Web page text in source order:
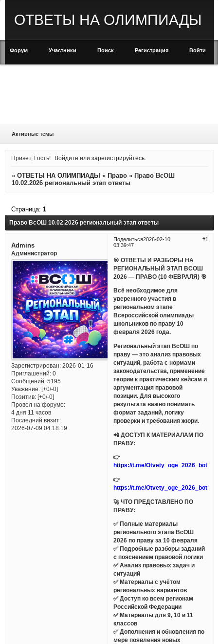
ОТВЕТЫ НА ОЛИМПИАДЫ
Форум Участники Поиск Регистрация Войти
Активные темы
Привет, Гость! Войдите илизарегистрируйтесь
» ОТВЕТЫ НА ОЛИМПИАДЫ » Право » Право ВсОШ
10.02.2026 региональный этап ответы
Право ВсОШ 10.02.2026 региональный этап ответы
Страница: 1
Поделиться 1
2026-02-10
03:39:47
Admins
Администратор
Зарегистрирован: 2026-01-16
Приглашений:0
Сообщений:5195
Уважение: [+0/-0]
Позитив: [+0/-0]
Провел на форуме:
4 дня 11 часов
Последний визит:
2026-07-09 04:18:19
🎯 ОТВЕТЫ И РАЗБОРЫ НА
РЕГИОНАЛЬНЫЙ ЭТАП ВСОШ
2026 — ПРАВО (10 ФЕВРАЛЯ) 🎯
Всё необходимое для
уверенного участия в
региональном этапе
Всероссийской олимпиады
школьников по праву 10
февраля 2026 года.
Региональный этап ВсОШ по
праву — это анализ правовых
ситуаций, работа с нормами
законодательства, применение
теории к практическим кейсам и
аргументация правовой
позиции. Для высокого
результата важно понимать
формат заданий, логику
проверки и требования жюри.
📲 ДОСТУП К МАТЕРИАЛАМ ПО
ПРАВУ:
👉
https://t.me/Otvety_oge_2026_bot
👉
https://t.me/Otvety_oge_2026_bot
🚀 ЧТО ПРЕДСТАВЛЕНО ПО
ПРАВУ:
✅ Полные материалы
регионального этапа ВсОШ
2026 по праву за 10 февраля
✅ Подробные разборы заданий
с пояснением правовой логики
✅ Анализ правовых задач и
ситуаций
✅ Материалы с учётом
региональных вариантов
✅ Доступ ко всем регионам
Российской Федерации
✅ Материалы для 9, 10 и 11
классов
✅ Дополнения и обновления по
мере появления новых